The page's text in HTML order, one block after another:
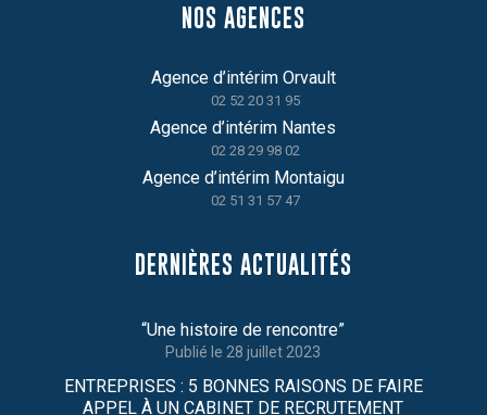
NOS AGENCES
Agence d’intérim Orvault
02 52 20 31 95
Agence d’intérim Nantes
02 28 29 98 02
Agence d’intérim Montaigu
02 51 31 57 47
DERNIÈRES ACTUALITÉS
“Une histoire de rencontre”
28 juillet 2023
ENTREPRISES : 5 BONNES RAISONS DE FAIRE
APPEL À UN CABINET DE RECRUTEMENT